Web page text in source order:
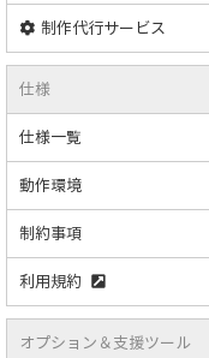
制作代行サービス
仕様
仕様一覧
動作環境
制約事項
利用規約
オプション＆支援ツール